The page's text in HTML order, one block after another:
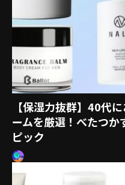
【保湿力抜群】40代
ームを厳選！べたつか
ピック